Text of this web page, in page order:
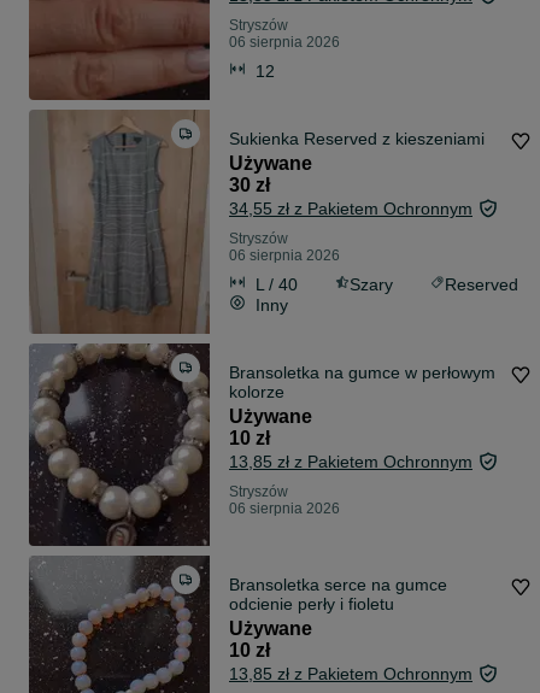
Stryszów
06 sierpnia 2026
12
Sukienka Reserved z kieszeniami
Używane
30 zł
34,55 zł z Pakietem Ochronnym
Stryszów
06 sierpnia 2026
L / 40 Szary
Reserved
Inny
Bransoletka na gumce w perłowym
kolorze
Używane
10 zł
13,85 zł z Pakietem Ochronnym
Stryszów
06 sierpnia 2026
Bransoletka serce na gumce
odcienie perły i fioletu
Używane
10 zł
13,85 zł z Pakietem Ochronnym